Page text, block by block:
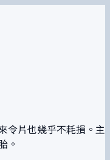
令片也幾乎不耗損。主
。